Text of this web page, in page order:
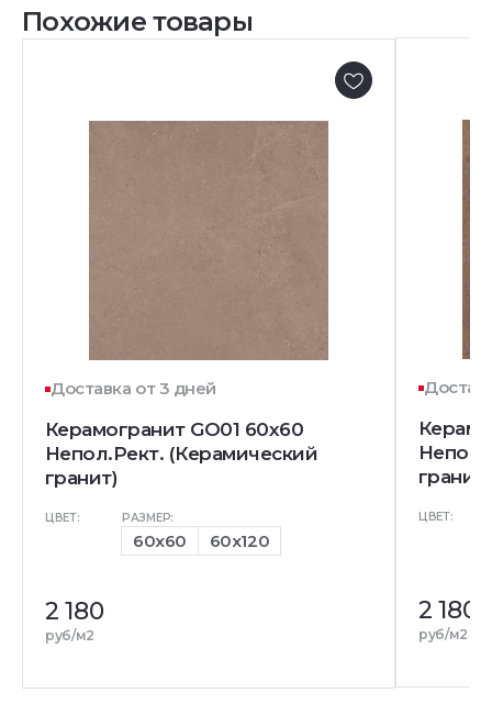
Похожие товары
Доставка от 3 дней
Керамогранит GO01 60x60
Непол.Рект. (Керамический
гранит)
ЦВЕТ: РАЗМЕР:
60x60 60x120
2 180
руб/м2
гранит)
ЦВЕТ:
2 180
руб/м2